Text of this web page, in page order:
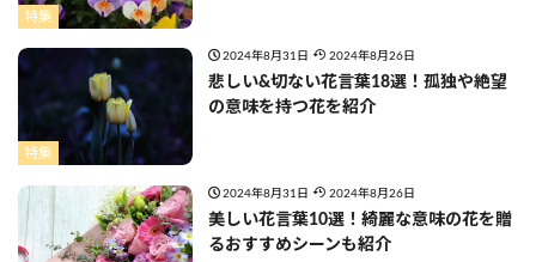
特集
特集
2024年8月31日 2024年8月26日
悲しい&切ない花言葉18選！孤独や絶望
の意味を持つ花を紹介
2024年8月31日 2024年8月26日
美しい花言葉10選！綺麗な意味の花を贈
るおすすめシーンも紹介